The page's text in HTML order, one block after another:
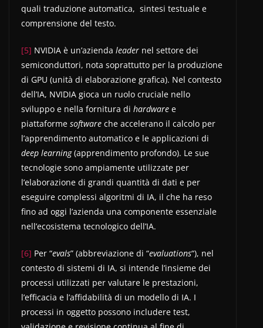
quali traduzione automatica, sintesi testuale e
comprensione del testo.
[5] NVIDIA è un’azienda leader nel settore dei
semiconduttori, nota soprattutto per la produzione
di GPU (unità di elaborazione grafica). Nel contesto
dell’IA, NVIDIA gioca un ruolo cruciale nello
sviluppo e nella fornitura di hardware e
piattaforme software che accelerano il calcolo per
l’apprendimento automatico e le applicazioni di
deep learning(apprendimento profondo). Le sue
tecnologie sono ampiamente utilizzate per
l’elaborazione di grandi quantità di dati e per
eseguire complessi algoritmi di IA, il che ha reso
fino ad oggi l’azienda una componente essenziale
nell’ecosistema tecnologico dell’IA.
[6] Per “evals” (abbreviazione di “evaluations“), nel
contesto di sistemi di IA, si intende l’insieme dei
processi utilizzati per valutare le prestazioni,
l’efficacia e l’affidabilità di un modello di IA. I
processi in oggetto possono includere test,